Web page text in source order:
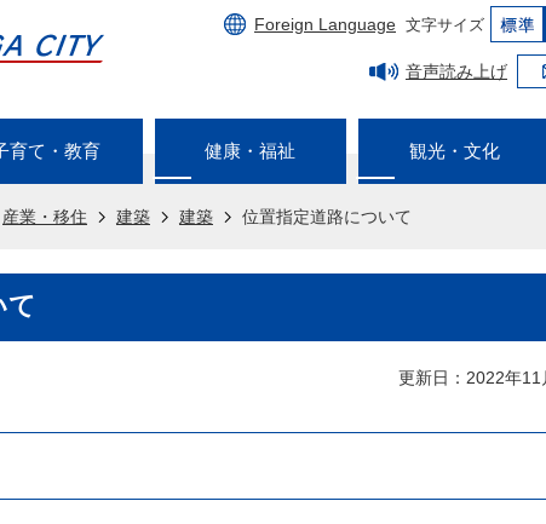
Foreign Language 文字サイズ
音声読み上げ
育て・教育 健康・福祉 観光・文化
産業・移住 建築 建築 位置指定道路について
て
更新日：2022年11